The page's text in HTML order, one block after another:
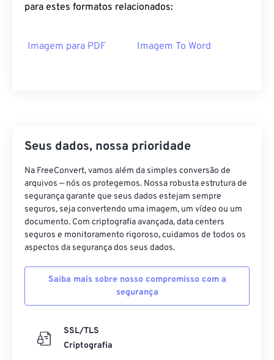
para estes formatos relacionados:
Imagem para PDF Imagem To Word
Seus dados, nossa prioridade
Na FreeConvert, vamos além da simples conversão de
arquivos — nós os protegemos. Nossa robusta estrutura de
segurança garante que seus dados estejam sempre
seguros, seja convertendo uma imagem, um vídeo ou um
documento. Com criptografia avançada, data centers
seguros e monitoramento rigoroso, cuidamos de todos os
aspectos da segurança dos seus dados.
Saiba mais sobre nosso compromisso com a
segurança
SSL/TLS
Criptografia